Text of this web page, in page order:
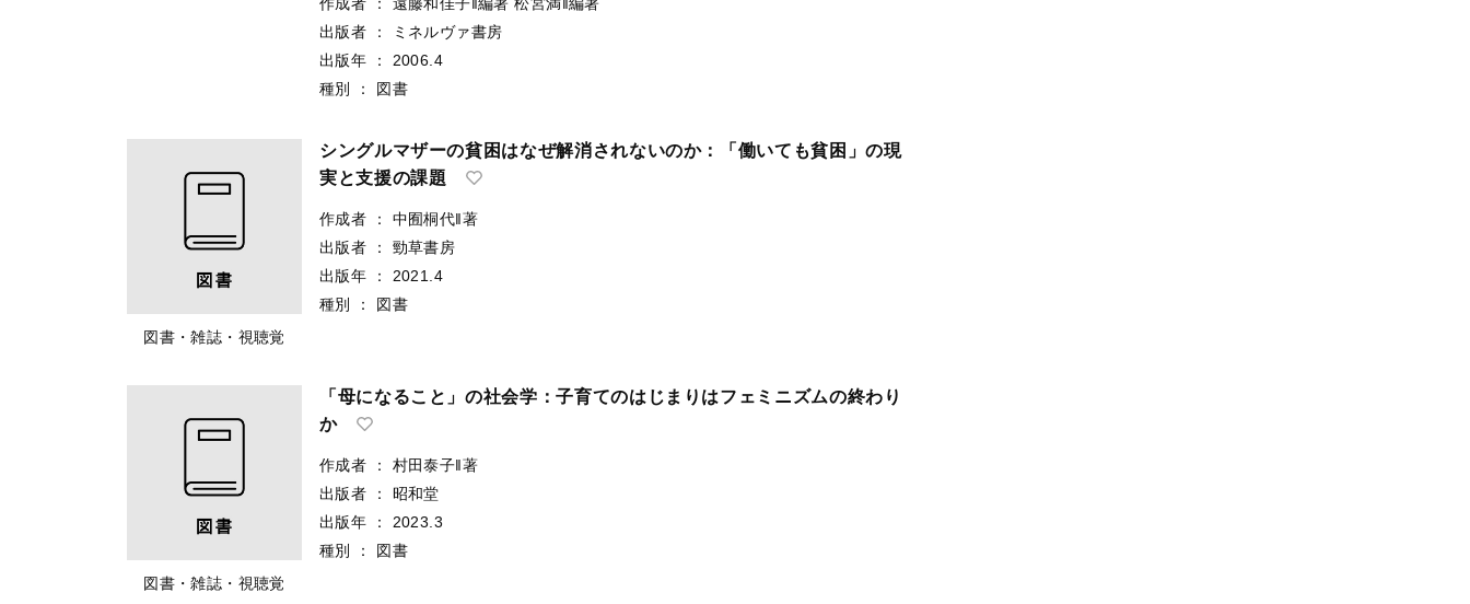
出版者
：
ミネルヴァ書房
出版年
：
2006.4
種別
： 図書
図書・雑誌・視聴覚
シングルマザーの貧困はなぜ解消されないのか：「働いても貧困」の現
実と支援の課題
作成者 ：
中囿桐代‖著
出版者
：
勁草書房
出版年
：
2021.4
種別
： 図書
図書・雑誌・視聴覚
「母になること」の社会学：子育てのはじまりはフェミニズムの終わり
か
作成者 ：
村田泰子‖著
出版者
：
昭和堂
出版年
：
2023.3
種別
： 図書